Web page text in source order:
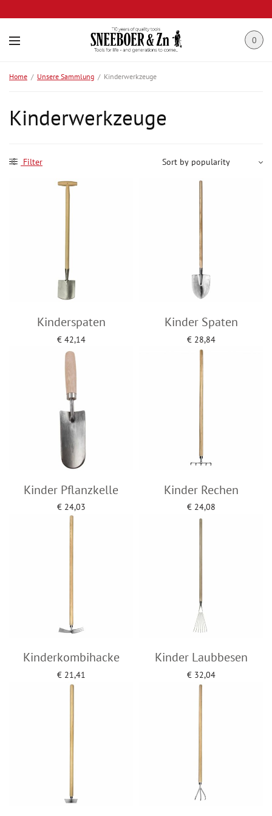
0
Home / Unsere Sammlung / Kinderwerkzeuge
Kinderwerkzeuge
Filter
Kinderspaten
€42,14
Add to cart
Kinder Spaten
€28,84
Add to cart
Kinder Pflanzkelle
€24,03
Add to cart
Kinder Rechen
€24,08
Add to cart
Kinderkombihacke
€21,41
Add to cart
Kinder Laubbesen
€32,04
Add to cart